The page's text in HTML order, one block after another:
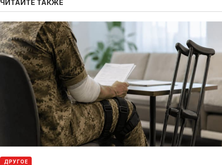
ЧИТАЙТЕ ТАКЖЕ
ДРУГОЕ